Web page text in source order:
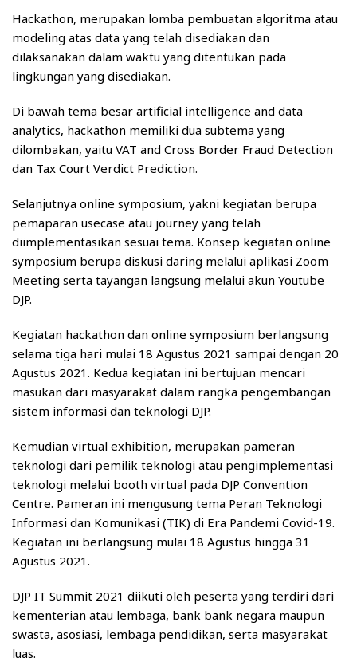
Hackathon, merupakan lomba pembuatan algoritma atau
modeling atas data yang telah disediakan dan
dilaksanakan dalam waktu yang ditentukan pada
lingkungan yang disediakan.
Di bawah tema besar artificial intelligence and data
analytics, hackathon memiliki dua subtema yang
dilombakan, yaitu VAT and Cross Border Fraud Detection
dan Tax Court Verdict Prediction.
Selanjutnya online symposium, yakni kegiatan berupa
pemaparan usecase atau journey yang telah
diimplementasikan sesuai tema. Konsep kegiatan online
symposium berupa diskusi daring melalui aplikasi Zoom
Meeting serta tayangan langsung melalui akun Youtube
DJP.
Kegiatan hackathon dan online symposium berlangsung
selama tiga hari mulai 18 Agustus 2021 sampai dengan 20
Agustus 2021. Kedua kegiatan ini bertujuan mencari
masukan dari masyarakat dalam rangka pengembangan
sistem informasi dan teknologi DJP.
Kemudian virtual exhibition, merupakan pameran
teknologi dari pemilik teknologi atau pengimplementasi
teknologi melalui booth virtual pada DJP Convention
Centre. Pameran ini mengusung tema Peran Teknologi
Informasi dan Komunikasi (TIK) di Era Pandemi Covid-19.
Kegiatan ini berlangsung mulai 18 Agustus hingga 31
Agustus 2021.
DJP IT Summit 2021 diikuti oleh peserta yang terdiri dari
kementerian atau lembaga, bank bank negara maupun
swasta, asosiasi, lembaga pendidikan, serta masyarakat
luas.